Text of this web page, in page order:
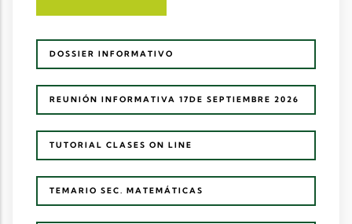
DOSSIER INFORMATIVO
REUNIÓN INFORMATIVA 17DE SEPTIEMBRE 2026
TUTORIAL CLASES ON LINE
TEMARIO SEC. MATEMÁTICAS